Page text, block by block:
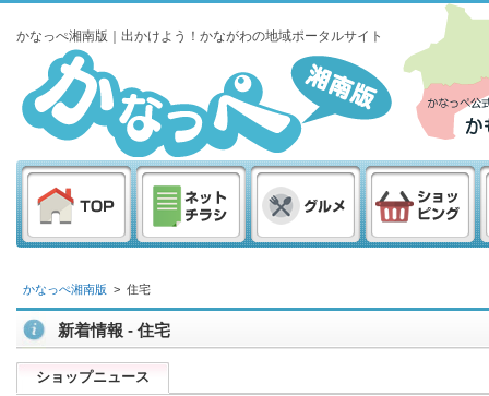
かなっぺ湘南版｜出かけよう！かながわの地域ポータルサイト
かなっぺ湘南版 > 住宅
新着情報 - 住宅
ショップニュース